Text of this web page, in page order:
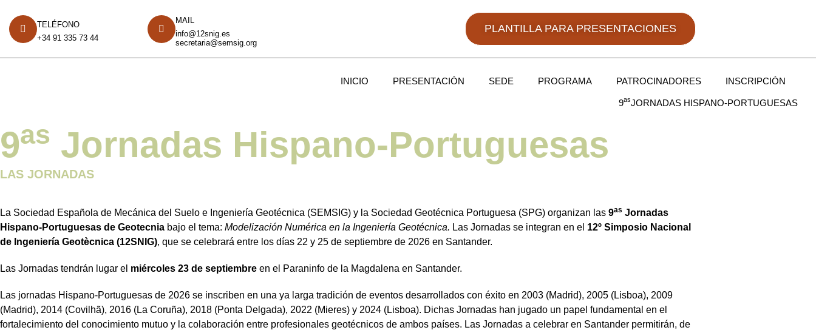
TELÉFONO
+34 91 335 73 44
MAIL
info@12snig.es
secretaria@semsig.org
PLANTILLA PARA PRESENTACIONES
INICIO PRESENTACIÓN SEDE PROGRAMA PATROCINADORES INSCRIPCIÓN
9asJORNADAS HISPANO-PORTUGUESAS
9as Jornadas Hispano-Portuguesas
LAS JORNADAS
La Sociedad Española de Mecánica del Suelo e Ingeniería Geotécnica (SEMSIG) y la Sociedad Geotécnica Portuguesa (SPG) organizan las 9as Jornadas
Hispano-Portuguesas de Geotecnia bajo el tema: Modelización Numérica en la Ingeniería Geotécnica. Las Jornadas se integran en el 12º Simposio Nacional
de Ingeniería Geotècnica (12SNIG), que se celebrará entre los días 22 y 25 de septiembre de 2026 en Santander.
Las Jornadas tendrán lugar el miércoles 23 de septiembre en el Paraninfo de la Magdalena en Santander.
Las jornadas Hispano-Portuguesas de 2026 se inscriben en una ya larga tradición de eventos desarrollados con éxito en 2003 (Madrid), 2005 (Lisboa), 2009
(Madrid), 2014 (Covilhã), 2016 (La Coruña), 2018 (Ponta Delgada), 2022 (Mieres) y 2024 (Lisboa). Dichas Jornadas han jugado un papel fundamental en el
fortalecimiento del conocimiento mutuo y la colaboración entre profesionales geotécnicos de ambos países. Las Jornadas a celebrar en Santander permitirán, de